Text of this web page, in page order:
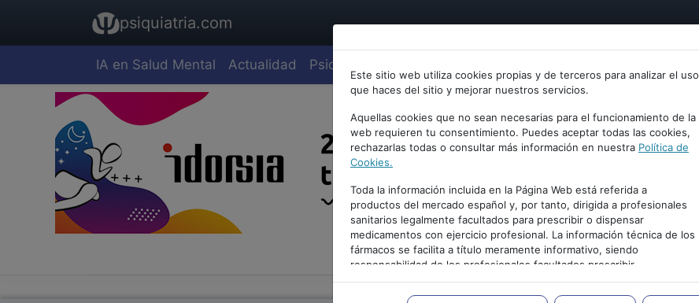
psiquiatria.com
IA en Salud Mental Actualidad Psiquiatría
Este sitio web utiliza cookies propias y de terceros para analizar el uso
que haces del sitio y mejorar nuestros servicios.
Aquellas cookies que no sean necesarias para el funcionamiento de la
web requieren tu consentimiento. Puedes aceptar todas las cookies,
rechazarlas todas o consultar más información en nuestra Política de
Cookies.
Toda la información incluida en la Página Web está referida a
productos del mercado español y, por tanto, dirigida a profesionales
sanitarios legalmente facultados para prescribir o dispensar
medicamentos con ejercicio profesional. La información técnica de los
fármacos se facilita a título meramente informativo, siendo
responsabilidad de los profesionales facultados prescribir
medicamentos y decidir, en cada caso concreto, el tratamiento más
adecuado a las necesidades del paciente.
PUBLICIDAD